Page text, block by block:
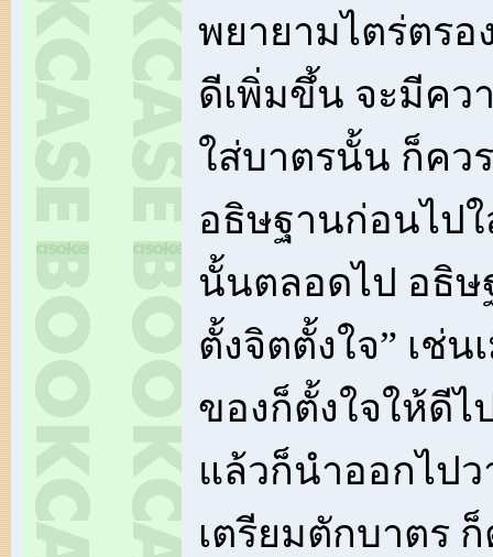
พยายามไตร่ตรอ
ดีเพิ่มขึ้น จะมีคว
ใส่บาตรนั้น ก็คว
อธิษฐานก่อนไป
นั้นตลอดไป อธิษ
ตั้งจิตตั้งใจ” เช่น
ของก็ตั้งใจให้ดีไ
แล้วก็นำออกไป
เตรียมตักบาตร